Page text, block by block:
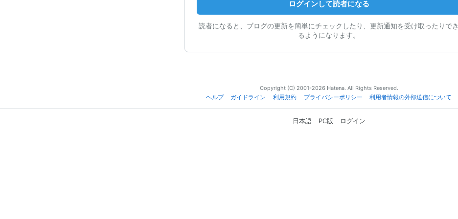
ログインして読者になる
読者になると、ブログの更新を簡単にチェックしたり、更新通知を受け取ったりでき
るようになります。
Copyright (C) 2001-2026 Hatena. All Rights Reserved.
ヘルプ
ガイドライン 利用規約 プライバシーポリシー 利用者情報の外部送信について
日本語 PC版 ログイン